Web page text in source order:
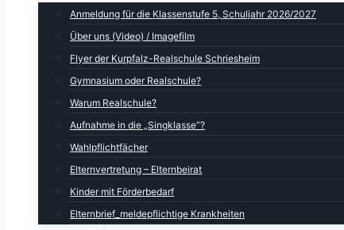
Anmeldung für die Klassenstufe 5, Schuljahr 2026/2027
Über uns (Video) / Imagefilm
Flyer der Kurpfalz-Realschule Schriesheim
Gymnasium oder Realschule?
Warum Realschule?
Aufnahme in die „Singklasse“?
Wahlpflichtfächer
Elternvertretung – Elternbeirat
Kinder mit Förderbedarf
Elternbrief_meldepflichtige Krankheiten